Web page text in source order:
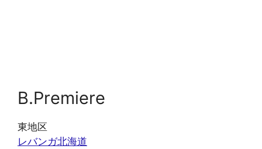
B.Premiere
東地区
レバンガ北海道